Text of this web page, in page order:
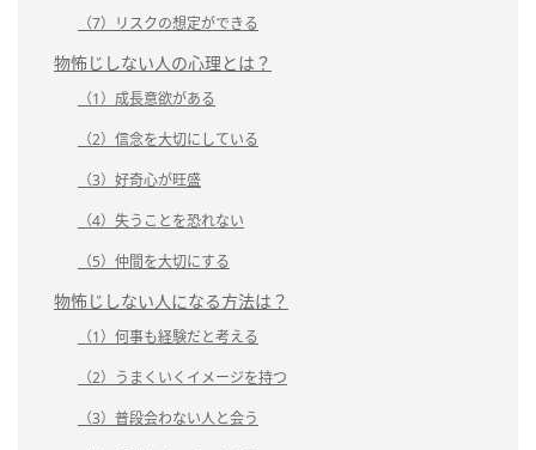
（7）リスクの想定ができる
物怖じしない人の心理とは？
（1）成長意欲がある
（2）信念を大切にしている
（3）好奇心が旺盛
（4）失うことを恐れない
（5）仲間を大切にする
物怖じしない人になる方法は？
（1）何事も経験だと考える
（2）うまくいくイメージを持つ
（3）普段会わない人と会う